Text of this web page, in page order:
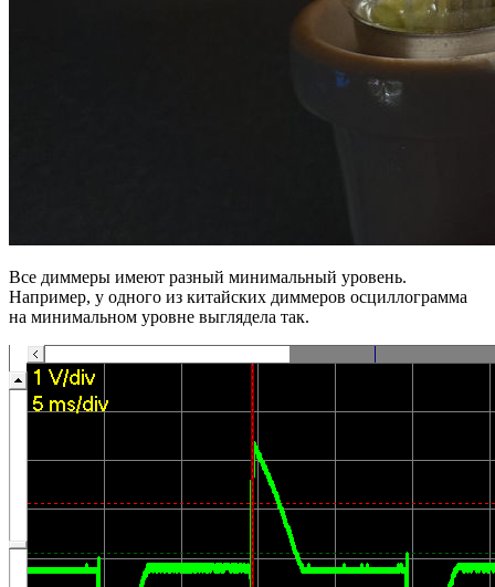
Все диммеры имеют разный минимальный уровень.
Например, у одного из китайских диммеров осциллограмма
на минимальном уровне выглядела так.